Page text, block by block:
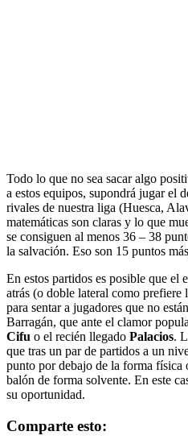
Todo lo que no sea sacar algo
a estos equipos, supondrá jugar el
rivales de nuestra liga (Huesca,
matemáticas son claras y lo que
se consiguen al menos 36 – 38
la salvación. Eso son 15 puntos
En estos partidos es posible que el
atrás (o doble lateral como
para sentar a jugadores que no
Barragán, que ante el clamor
Cifu o el recién llegado Palacios.
que tras un par de partidos a un
punto por debajo de la forma física
balón de forma solvente. En este
su oportunidad.
Comparte esto: